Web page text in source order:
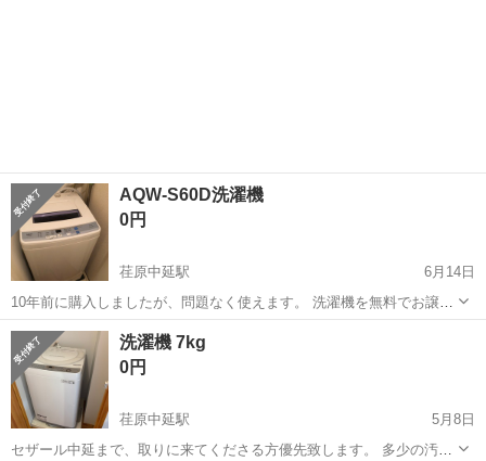
AQW-S60D洗濯機
0円
荏原中延駅
6月14日
10年前に購入しましたが、問題なく使えます。 洗濯機を無料でお譲り
します。エレベーター付きのマンション5階まで取りに来られる方に差
し上げます。申し訳ございませんが、運搬台車はありません。6月15日
から26日の間に引き取り可...
東京 品川区 荏原中延駅
洗濯機 7kg
0円
荏原中延駅
5月8日
セザール中延まで、取りに来てくださる方優先致します。 多少の汚れ